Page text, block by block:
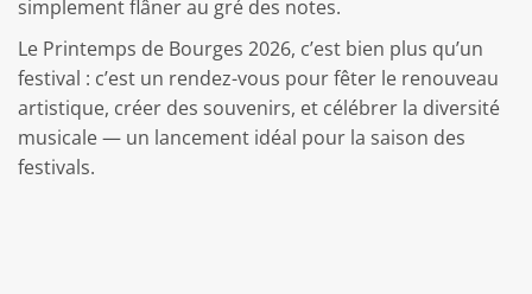
simplement flâner au gré des notes.
Le Printemps de Bourges 2026, c’est bien plus qu’un
festival : c’est un rendez-vous pour fêter le renouveau
artistique, créer des souvenirs, et célébrer la diversité
musicale — un lancement idéal pour la saison des
festivals.